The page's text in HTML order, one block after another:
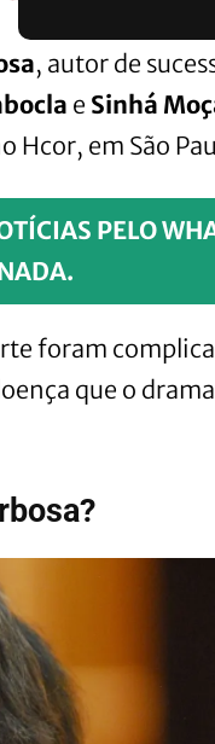
, autor de
e Sinhá
Hcor, em São
PELO
foram
que o